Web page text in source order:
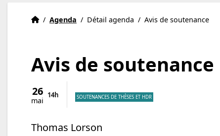
Accueil
Accueil
/ Agenda / Détail agenda / Avis de soutenance
Avis de soutenance
26
mai
14h SOUTENANCES DE THÈSES ET HDR
Thomas Lorson